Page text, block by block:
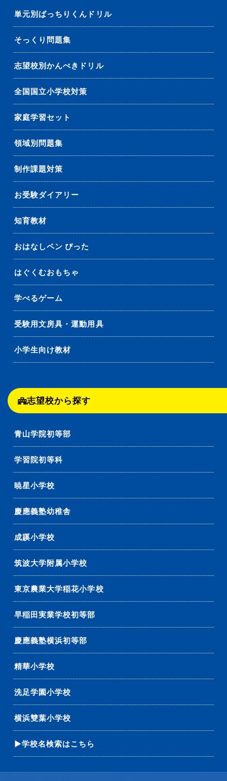
単元別ばっちりくんドリル
そっくり問題集
志望校別かんぺきドリル
全国国立小学校対策
家庭学習セット
領域別問題集
制作課題対策
お受験ダイアリー
知育教材
おはなしペン ぴった
はぐくむおもちゃ
学べるゲーム
受験用文房具・運動用具
小学生向け教材
志望校から探す
青山学院初等部
学習院初等科
暁星小学校
慶應義塾幼稚舎
成蹊小学校
筑波大学附属小学校
東京農業大学稲花小学校
早稲田実業学校初等部
慶應義塾横浜初等部
精華小学校
洗足学園小学校
横浜雙葉小学校
▶学校名検索はこちら